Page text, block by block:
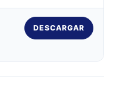
DESCARGAR